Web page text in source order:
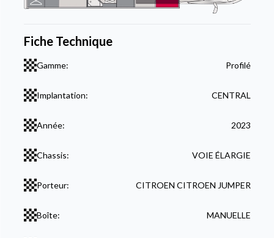
Fiche Technique
Gamme: Profilé
Implantation: CENTRAL
Année: 2023
Chassis: VOIE ÉLARGIE
Porteur: CITROEN CITROEN JUMPER
Boîte: MANUELLE